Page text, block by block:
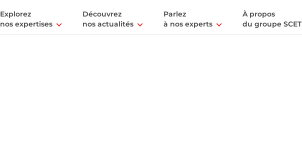
Explorez
nos expertises
Découvrez
nos actualités
Parlez
à nos experts
À propos
du groupe SCET